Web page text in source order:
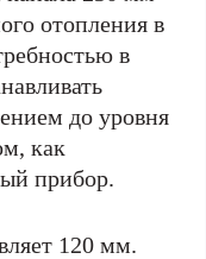
отопления в
в
до уровня
как
прибор.
120 мм.